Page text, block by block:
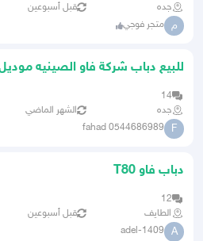
جده قبل أسبوعين
م متجر فوجي
للبيع دباب شركة فاو الصينيه
14
جده
الشهر الماضي
F
fahad 0544686989
دباب فاو T80
12
الطايف
قبل أسبوعين
A
adel-1409